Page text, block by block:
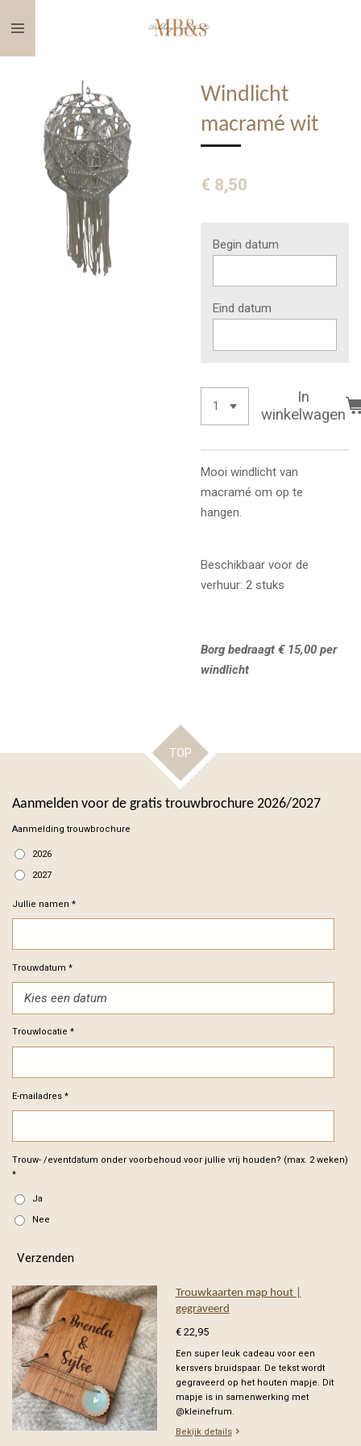
direct
naar
hoofdinhoud
Windlicht
macramé wit
€ 8,50
Begin datum
Eind datum
In
winkelwagen
Mooi windlicht van
macramé om op te
hangen.
Beschikbaar voor de
verhuur: 2 stuks
Borg bedraagt € 15,00 per
windlicht
TOP
Aanmelden voor de gratis trouwbrochure 2026/2027
Aanmelding trouwbrochure
2026
2027
Jullie namen *
Trouwdatum *
Trouwlocatie *
E-mailadres *
Trouw- /eventdatum onder voorbehoud voor jullie vrij houden? (max. 2 weken)
*
Ja
Nee
Verzenden
Trouwkaarten map hout |
gegraveerd
€ 22,95
Een super leuk cadeau voor een
kersvers bruidspaar. De tekst wordt
gegraveerd op het houten mapje. Dit
mapje is in samenwerking met
@kleinefrum.
Bekijk details